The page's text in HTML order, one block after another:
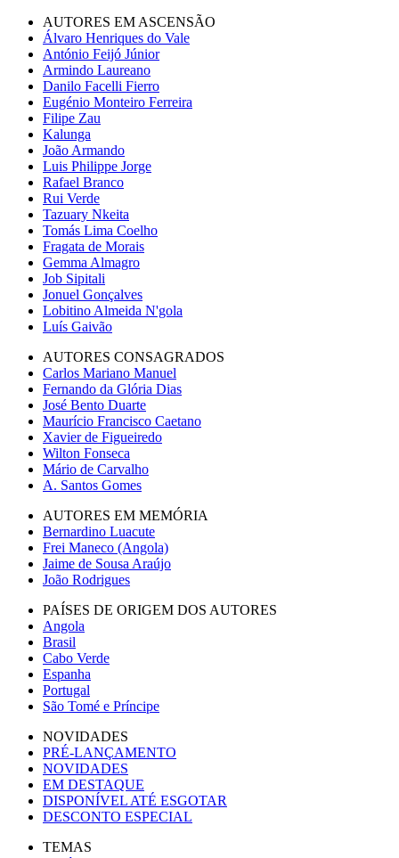
AUTORES EM ASCENSÃO
Álvaro Henriques do Vale
António Feijó Júnior
Armindo Laureano
Danilo Facelli Fierro
Eugénio Monteiro Ferreira
Filipe Zau
Kalunga
João Armando
Luis Philippe Jorge
Rafael Branco
Rui Verde
Tazuary Nkeita
Tomás Lima Coelho
Fragata de Morais
Gemma Almagro
Job Sipitali
Jonuel Gonçalves
Lobitino Almeida N'gola
Luís Gaivão
AUTORES CONSAGRADOS
Carlos Mariano Manuel
Fernando da Glória Dias
José Bento Duarte
Maurício Francisco Caetano
Xavier de Figueiredo
Wilton Fonseca
Mário de Carvalho
A. Santos Gomes
AUTORES EM MEMÓRIA
Bernardino Luacute
Frei Maneco (Angola)
Jaime de Sousa Araújo
João Rodrigues
PAÍSES DE ORIGEM DOS AUTORES
Angola
Brasil
Cabo Verde
Espanha
Portugal
São Tomé e Príncipe
NOVIDADES
PRÉ-LANÇAMENTO
NOVIDADES
EM DESTAQUE
DISPONÍVEL ATÉ ESGOTAR
DESCONTO ESPECIAL
TEMAS